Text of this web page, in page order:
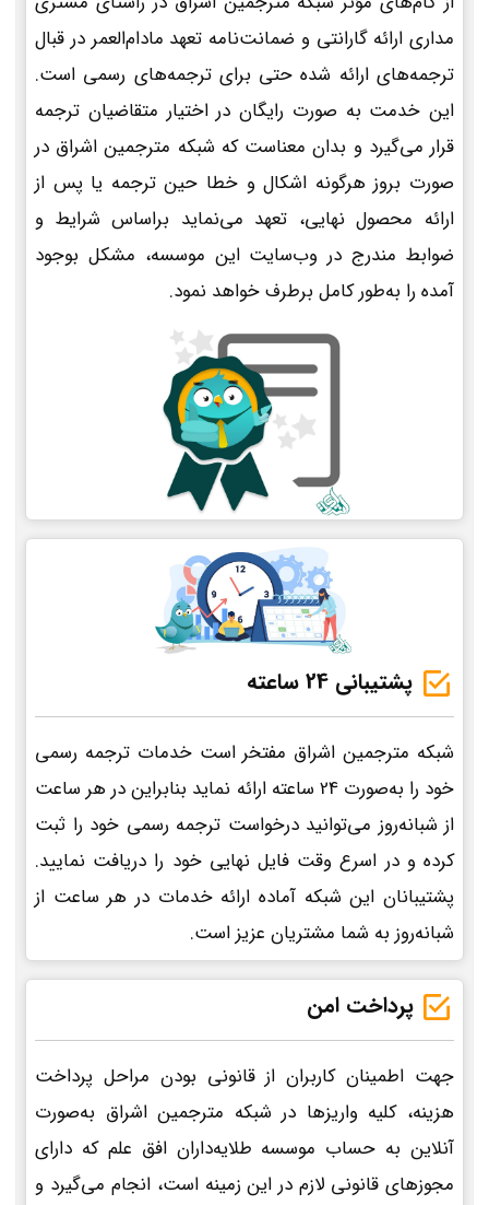
مداری ارائه گارانتی و ضمانت‌نامه تعهد مادام‌العمر در قبال
ترجمه‌های ارائه شده حتی برای ترجمه‌های رسمی است.
این خدمت به صورت رایگان در اختیار متقاضیان ترجمه
قرار می‌گیرد و بدان معناست که شبکه مترجمین اشراق در
صورت بروز هرگونه اشکال و خطا حین ترجمه یا پس از
ارائه محصول نهایی، تعهد می‌نماید براساس شرایط و
ضوابط مندرج در وب‌سایت این موسسه، مشکل بوجود
آمده را به‌طور کامل برطرف خواهد نمود.
پشتیبانی 24 ساعته
شبکه مترجمین اشراق مفتخر است خدمات ترجمه رسمی
خود را به‌صورت 24 ساعته ارائه نماید بنابراین در هر ساعت
از شبانه‌روز می‌توانید درخواست ترجمه رسمی خود را ثبت
کرده و در اسرع وقت فایل نهایی خود را دریافت نمایید.
پشتیبانان این شبکه آماده ارائه خدمات در هر ساعت از
شبانه‌روز به شما مشتریان عزیز است.
پرداخت امن
جهت اطمینان کاربران از قانونی بودن مراحل پرداخت
هزینه، کلیه واریزها در شبکه مترجمین اشراق به‌صورت
آنلاین به حساب موسسه طلایه‌داران افق علم که دارای
مجوزهای قانونی لازم در این زمینه است، انجام می‌گیرد و